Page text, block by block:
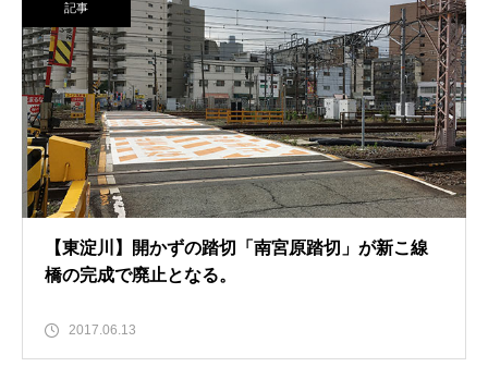
記事
【東淀川】開かずの踏切「南宮原踏切」が新こ線
橋の完成で廃止となる。
2017.06.13